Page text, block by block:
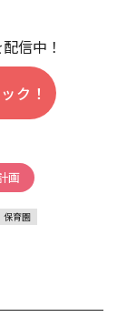
信中！
ク！
画
保育園